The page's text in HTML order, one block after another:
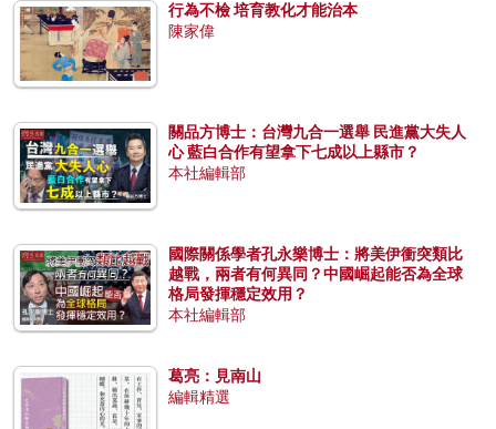
行為不檢 培育教化才能治本
陳家偉
關品方博士：台灣九合一選舉 民進黨大失人
心 藍白合作有望拿下七成以上縣市？
本社編輯部
國際關係學者孔永樂博士：將美伊衝突類比
越戰，兩者有何異同？中國崛起能否為全球
格局發揮穩定效用？
本社編輯部
葛亮：見南山
編輯精選